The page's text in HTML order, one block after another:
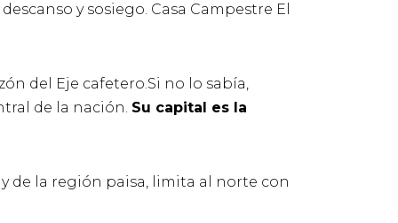
y sosiego. Casa Campestre El
del Eje cafetero.Si no lo sabía,
de la nación. Su capital es la
y de la región paisa, limita al norte con